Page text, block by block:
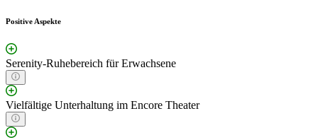
Positive Aspekte
Serenity-Ruhebereich für Erwachsene
Vielfältige Unterhaltung im Encore Theater